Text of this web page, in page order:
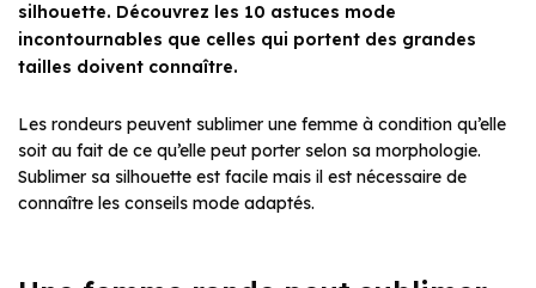
silhouette. Découvrez les 10 astuces mode
incontournables que celles qui portent des grandes
tailles doivent connaître.
Les rondeurs peuvent sublimer une femme à condition qu’elle
soit au fait de ce qu’elle peut porter selon sa morphologie.
Sublimer sa silhouette est facile mais il est nécessaire de
connaître les conseils mode adaptés.